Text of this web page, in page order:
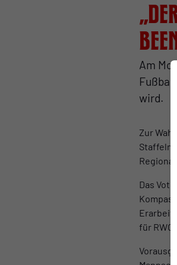
Am
wird.
Zur
Staffeln
Das
für